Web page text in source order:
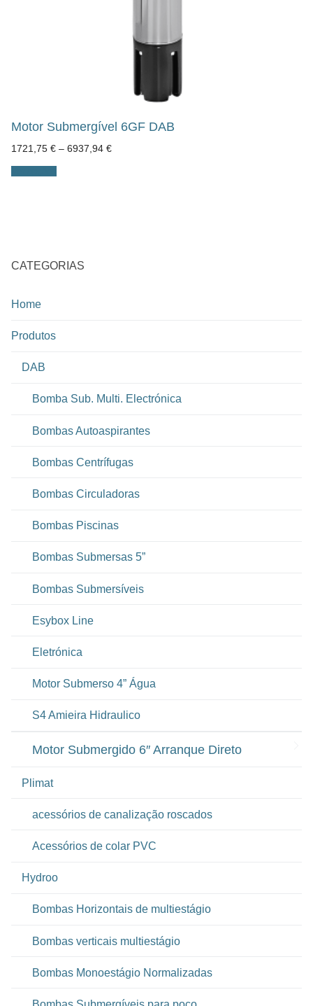
Motor Submergível 6GF DAB
1721,75 € – 6937,94 €Price
CATEGORIAS
Home
Produtos
DAB
Bomba Sub. Multi. Electrónica
Bombas Autoaspirantes
Bombas Centrífugas
Bombas Circuladoras
Bombas Piscinas
Bombas Submersas 5”
Bombas Submersíveis
Esybox Line
Eletrónica
Motor Submerso 4” Água
S4 Amieira Hidraulico
Motor Submergido 6″ Arranque Direto
Plimat
acessórios de canalização roscados
Acessórios de colar PVC
Hydroo
Bombas Horizontais de multiestágio
Bombas verticais multiestágio
Bombas Monoestágio Normalizadas